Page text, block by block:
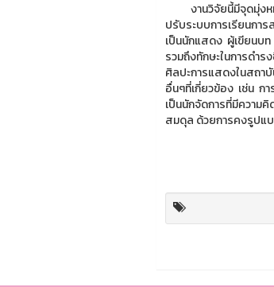
งานวิจัยนี้มีจุดมุ่งหม
ปรับระบบการเรียนกา
เป็นนักแสดง ผู้เขียนบ
รวมถึงทักษะในการดํา
ศิลปะการแสดงในสถา
อื่นๆที่เกี่ยวข้อง เช่น ก
เป็นนักจัดการที่มีความ
สมดุล ด้วยการคงรูปแ